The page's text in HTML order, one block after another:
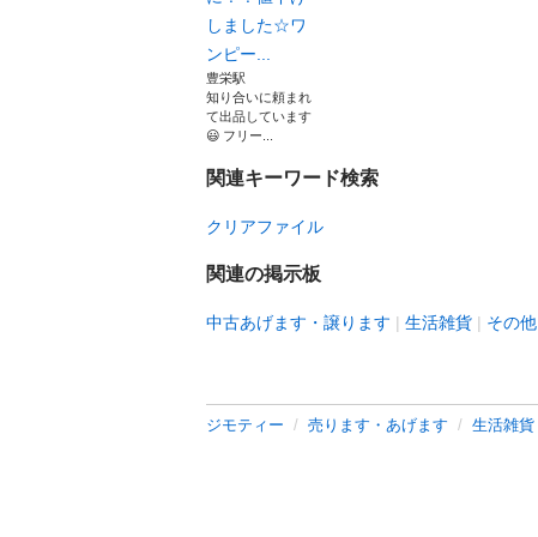
しました☆ワ
ンピー...
豊栄駅
知り合いに頼まれ
て出品しています
😃 フリー...
関連キーワード検索
クリアファイル
関連の掲示板
中古あげます・譲ります 生活雑貨 その他
ジモティー 売ります・あげます 生活雑貨